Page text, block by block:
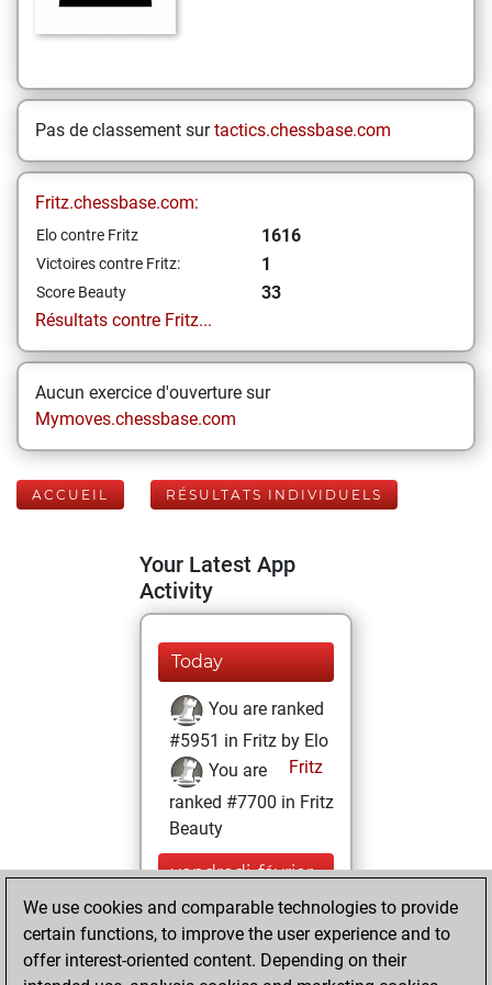
Pas de classement surtactics.chessbase.com
Fritz.chessbase.com:
Elo contre Fritz 1616
Victoires contre Fritz: 1
Score Beauty
33
Résultats contre Fritz...
Aucun exercice d'ouverture sur
Mymoves.chessbase.com
ACCUEIL RÉSULTATS INDIVIDUELS
Your Latest App
Activity
Today
You are ranked
#5951 in Fritz by Elo
Fritz
You are
ranked #7700 in Fritz
Beauty
vendredi, février
17, 2023
You won
against Fritz
Fritz
We use cookies and comparable technologies to provide
certain functions, to improve the user experience and to
offer interest-oriented content. Depending on their